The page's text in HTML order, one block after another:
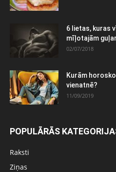
6 lietas, kuras
mīļotajām
02/07/2018
Kurām
vienatnē?
11/09/2019
POPULĀRĀS
Raksti
Ziņas